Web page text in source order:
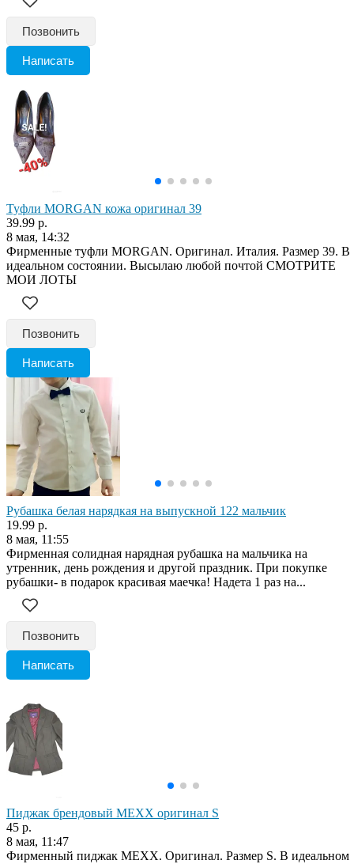
Позвонить
Написать
Туфли MORGAN кожа оригинал 39
39.99 р.
8 мая, 14:32
Фирменные туфли MORGAN. Оригинал. Италия. Размер 39. В
идеальном состоянии. Высылаю любой почтой СМОТРИТЕ
МОИ ЛОТЫ
Позвонить
Написать
Рубашка белая нарядкая на выпускной 122 мальчик
19.99 р.
8 мая, 11:55
Фирменная солидная нарядная рубашка на мальчика на
утренник, день рождения и другой праздник. При покупке
рубашки- в подарок красивая маечка! Надета 1 раз на...
Позвонить
Написать
Пиджак брендовый MEXX оригинал S
45 р.
8 мая, 11:47
Фирменный пиджак MEXX. Оригинал. Размер S. В идеальном